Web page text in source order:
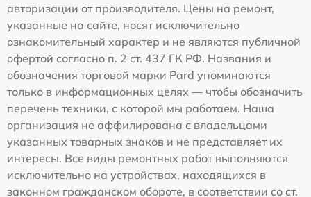
авторизации от производителя. Цены на ремонт,
указанные на сайте, носят исключительно
ознакомительный характер и не являются публичной
офертой согласно п. 2 ст. 437 ГК РФ. Названия и
обозначения торговой марки Pard упоминаются
только в информационных целях — чтобы обозначить
перечень техники, с которой мы работаем. Наша
организация не аффилирована с владельцами
указанных товарных знаков и не представляет их
интересы. Все виды ремонтных работ выполняются
исключительно на устройствах, находящихся в
законном гражданском обороте, в соответствии со ст.